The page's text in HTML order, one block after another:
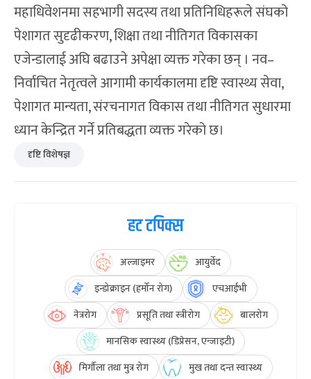
महाधिवेशनमा सहभागी सदस्य तथा प्रतिनिधिहरूले संघको
पेशागत सुदृढीकरण, शिक्षा तथा नीतिगत विकासका
एजेन्डालाई अघि बढाउने अपेक्षा व्यक्त गरेका छन् । नव–
निर्वाचित नेतृत्वले आगामी कार्यकालमा दृष्टि स्वास्थ्य सेवा,
पेशागत मान्यता, संरचनागत विकास तथा नीतिगत सुधारमा
ध्यान केन्द्रित गर्ने प्रतिबद्धता व्यक्त गरेको छ।
दृष्टि विशेषज्ञ
हट टपिक्स
अल्जाइमर
आयुर्वेद
इन्डोक्राइन (हर्मोन रोग)
एचआईभी
नेत्ररोग
प्रसूति तथा स्त्रीरोग
बालरोग
मानसिक स्वास्थ्य (डिप्रेसन, एन्जाइटी)
मिर्गौला तथा मुत्र रोग
मुख तथा दन्त स्वास्थ्य